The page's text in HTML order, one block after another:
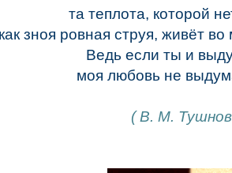
та теплота, которой
зноя ровная струя, живёт
Ведь если ты и
моя любовь не
( В. М.